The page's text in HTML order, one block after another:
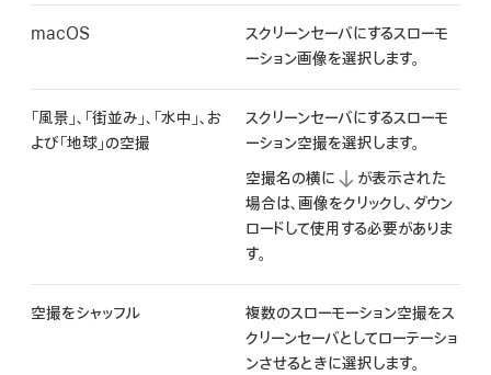
macOS
スクリーンセーバにするスローモ
ーション画像を選択します。
「風景」、「街並み」、「水中」、お
よび「地球」の空撮
スクリーンセーバにするスローモ
ーション空撮を選択します。
空撮名の横に
が表示された
場合は、画像をクリックし、ダウン
ロードして使用する必要がありま
す。
空撮をシャッフル
複数のスローモーション空撮をス
クリーンセーバとしてローテーショ
ンさせるときに選択します。